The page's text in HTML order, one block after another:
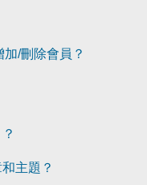
/刪除會員？
主題？